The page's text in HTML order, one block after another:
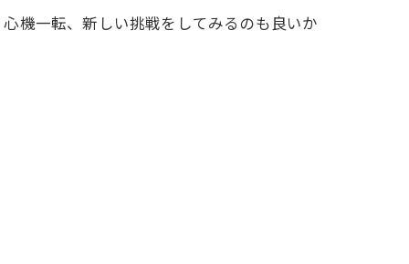
機一転、新しい挑戦をしてみるのも良いか